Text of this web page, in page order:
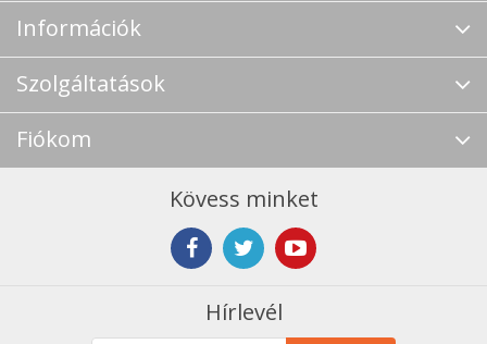
Információk
Szolgáltatások
Fiókom
Kövess minket
Hírlevél